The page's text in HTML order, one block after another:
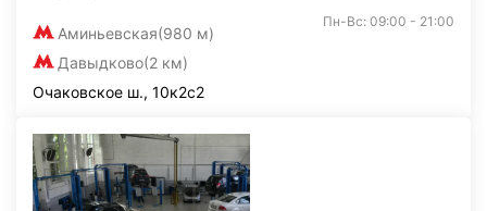
Аминьевская(980 м)
Давыдково(2 км)
Пн-Вс: 09:00 - 21:00
Очаковское ш., 10к2с2